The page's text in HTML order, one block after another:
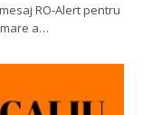
RO-Alert pentru
a…